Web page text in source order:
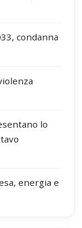
condanna
lo
energia e